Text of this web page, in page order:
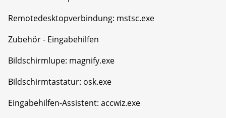
Remotedesktopverbindung: mstsc.exe
Zubehör - Eingabehilfen
Bildschirmlupe: magnify.exe
Bildschirmtastatur: osk.exe
Eingabehilfen-Assistent: accwiz.exe